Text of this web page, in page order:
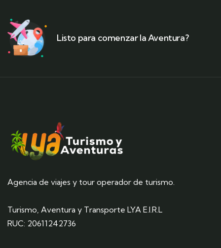
Listo para comenzar la Aventura?
Agencia de viajes y tour operador de turismo.
Turismo, Aventura y Transporte LYA E.I.R.L
RUC: 20611242736